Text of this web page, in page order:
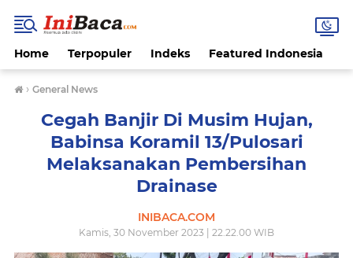
Home Terpopuler Indeks Featured Indonesia
› General News
Cegah Banjir Di Musim Hujan,
Babinsa Koramil 13/Pulosari
Melaksanakan Pembersihan
Drainase
INIBACA.COM
Kamis, 30 November 2023 | 22.22.00 WIB